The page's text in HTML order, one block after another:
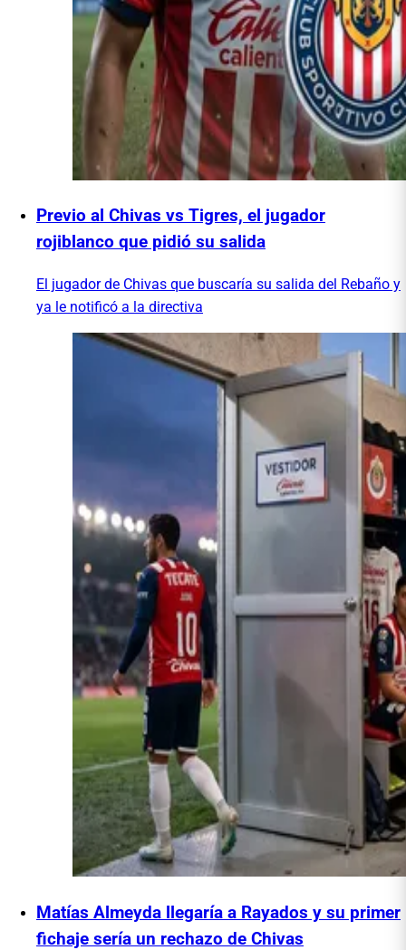
Previo al Chivas vs Tigres, el jugador
rojiblanco que pidió su salida
El jugador de Chivas que buscaría su salida del Rebaño y
ya le notificó a la directiva
Matías Almeyda llegaría a Rayados y su primer
fichaje sería un rechazo de Chivas